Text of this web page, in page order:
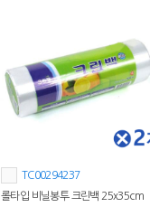
TC00294237
롤타입 비닐봉투 크린백 25x35cm